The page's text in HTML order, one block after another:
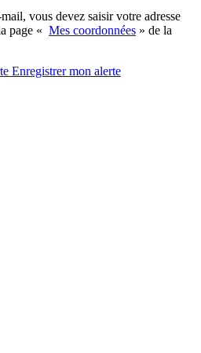
vous devez saisir votre adresse
page « Mes coordonnées » de la
Enregistrermon alerte